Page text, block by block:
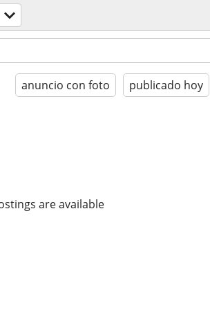
anuncio con foto publicado hoy
are available